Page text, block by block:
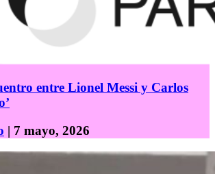
entre Lionel Messi y Carlos
| 7 mayo, 2026